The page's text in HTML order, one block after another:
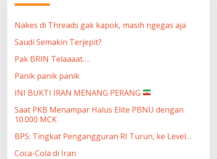
Nakes di Threads gak kapok, masih ngegas aja
Saudi Semakin Terjepit?
Pak BRIN Telaaaat….
Panik panik panik
INI BUKTI IRAN MENANG PERANG
Saat PKB Menampar Halus Elite PBNU dengan
10.000 MCK
BPS: Tingkat Pengangguran RI Turun, ke Level…
Coca-Cola di Iran